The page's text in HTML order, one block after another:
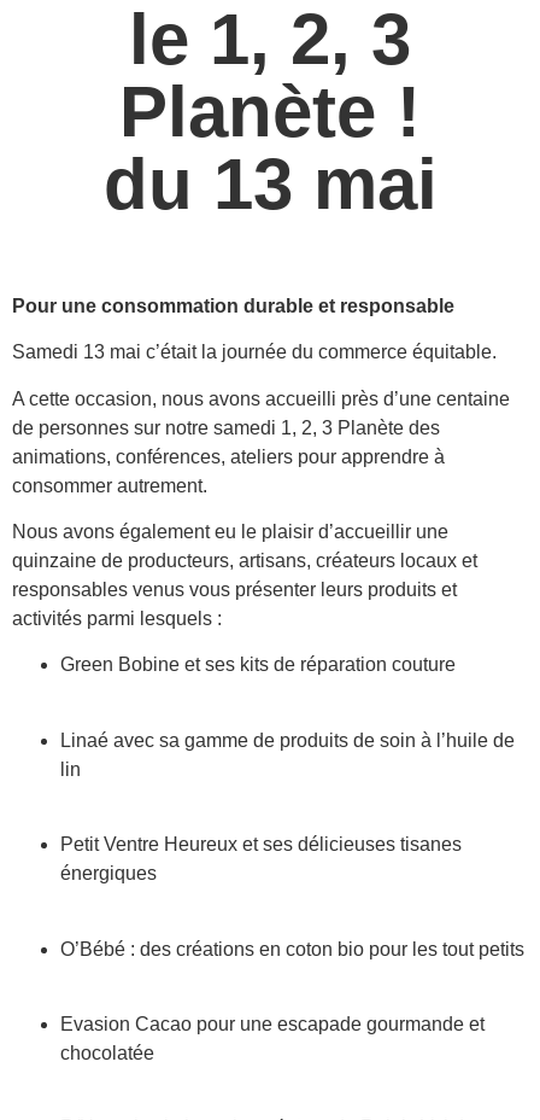
le 1, 2, 3
Planète !
du 13 mai
Pour une consommation durable et responsable
Samedi 13 mai c’était la journée du commerce équitable.
A cette occasion, nous avons accueilli près d’une centaine
de personnes sur notre samedi 1, 2, 3 Planète des
animations, conférences, ateliers pour apprendre à
consommer autrement.
Nous avons également eu le plaisir d’accueillir une
quinzaine de producteurs, artisans, créateurs locaux et
responsables venus vous présenter leurs produits et
activités parmi lesquels :
Green Bobine et ses kits de réparation couture
Linaé avec sa gamme de produits de soin à l’huile de
lin
Petit Ventre Heureux et ses délicieuses tisanes
énergiques
O’Bébé : des créations en coton bio pour les tout petits
Evasion Cacao pour une escapade gourmande et
chocolatée